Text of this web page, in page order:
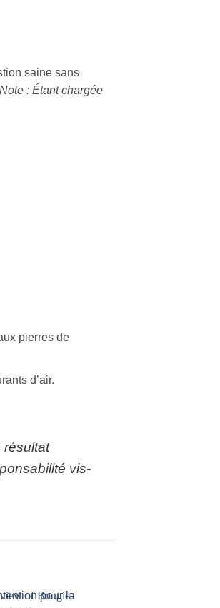
saine sans
Note : Étant chargée
pierres de
d’air.
résultat
vis-